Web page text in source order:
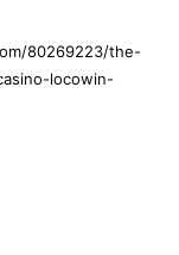
80269223/the-
locowin-